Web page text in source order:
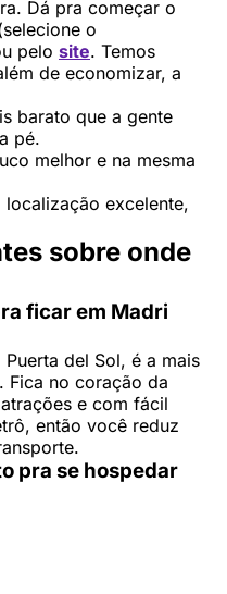
Dá pra começar o
o
pelo site. Temos
de economizar, a
barato que a gente
pé.
melhor e na mesma
excelente,
sobre onde
ficar em Madri
del Sol, é a mais
Fica no coração da
e com fácil
então você reduz
pra se hospedar